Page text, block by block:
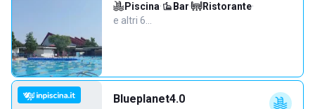
Piscina· Bar· Ristorante·
e altri 6…
Blueplanet4.0